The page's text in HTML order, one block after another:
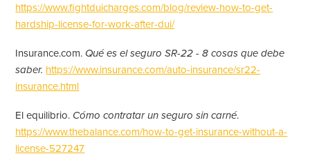
https://www.fightduicharges.com/blog/review-how-to-get-
hardship-license-for-work-after-dui/
Insurance.com. Qué es el seguro SR-22 - 8 cosas que debe
saber. https://www.insurance.com/auto-insurance/sr22-
insurance.html
El equilibrio. Cómo contratar un seguro sin carné.
https://www.thebalance.com/how-to-get-insurance-without-a-
license-527247